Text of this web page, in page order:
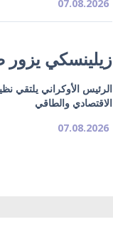
07.08.2026
زيلينسكي يزور
الرئيس الأوكراني يلتقي
الاقتصادي والطاقي
07.08.2026